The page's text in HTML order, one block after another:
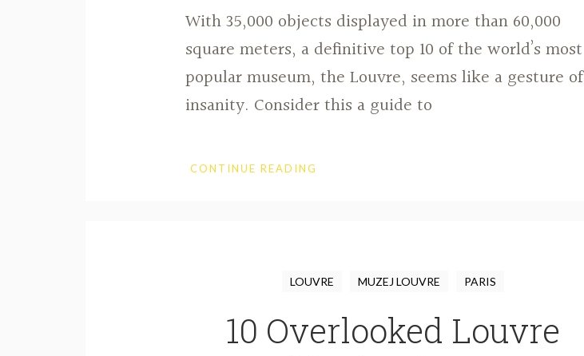
With 35,000 objects displayed in more than 60,000
square meters, a definitive top 10 of the world’s most
popular museum, the Louvre, seems like a gesture of
insanity. Consider this a guide to
CONTINUE READING
LOUVRE MUZEJ LOUVRE PARIS
10 Overlooked Louvre